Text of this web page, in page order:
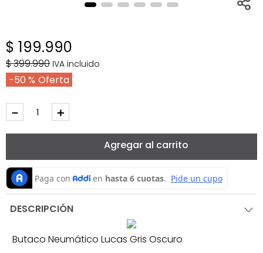
$ 199.990
$399.990 IVA incluido
50 %
＋
－
Agregar al carrito
DESCRIPCIÓN
Butaco Neumático Lucas Gris Oscuro